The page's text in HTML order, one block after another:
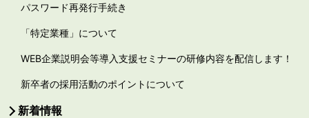
パスワード再発行手続き
「特定業種」について
WEB企業説明会等導入支援セミナーの研修内容を配信します！
新卒者の採用活動のポイントについて
新着情報